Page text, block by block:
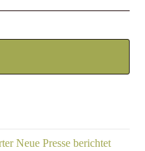
Neue Presse berichtet